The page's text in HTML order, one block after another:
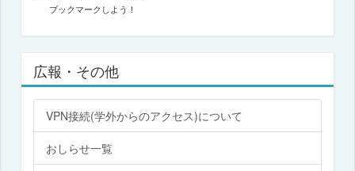
ブックマークしよう！
広報・その他
VPN接続(学外からのアクセス)について
おしらせ一覧